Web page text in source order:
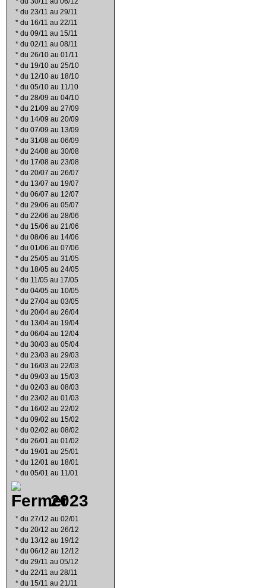
* du 23/11 au 29/11
* du 16/11 au 22/11
* du 09/11 au 15/11
* du 02/11 au 08/11
* du 26/10 au 01/11
* du 19/10 au 25/10
* du 12/10 au 18/10
* du 05/10 au 11/10
* du 28/09 au 04/10
* du 21/09 au 27/09
* du 14/09 au 20/09
* du 07/09 au 13/09
* du 31/08 au 06/09
* du 24/08 au 30/08
* du 17/08 au 23/08
* du 20/07 au 26/07
* du 13/07 au 19/07
* du 06/07 au 12/07
* du 29/06 au 05/07
* du 22/06 au 28/06
* du 15/06 au 21/06
* du 08/06 au 14/06
* du 01/06 au 07/06
* du 25/05 au 31/05
* du 18/05 au 24/05
* du 11/05 au 17/05
* du 04/05 au 10/05
* du 27/04 au 03/05
* du 20/04 au 26/04
* du 13/04 au 19/04
* du 06/04 au 12/04
* du 30/03 au 05/04
* du 23/03 au 29/03
* du 16/03 au 22/03
* du 09/03 au 15/03
* du 02/03 au 08/03
* du 23/02 au 01/03
* du 16/02 au 22/02
* du 09/02 au 15/02
* du 02/02 au 08/02
* du 26/01 au 01/02
* du 19/01 au 25/01
* du 12/01 au 18/01
* du 05/01 au 11/01
2023
* du 27/12 au 02/01
* du 20/12 au 26/12
* du 13/12 au 19/12
* du 06/12 au 12/12
* du 29/11 au 05/12
* du 22/11 au 28/11
* du 15/11 au 21/11